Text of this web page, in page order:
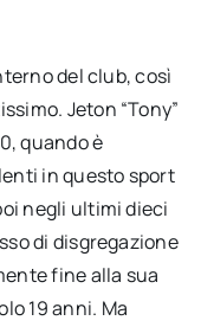
del club, così
Jeton “Tony”
quando è
in questo sport
negli ultimi dieci
di disgregazione
fine alla sua
19 anni. Ma